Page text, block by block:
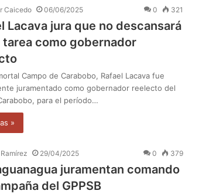
Caicedo 06/06/2025 0 321
Lacava jura que no descansará
tarea como gobernador
Campo de Carabobo, Rafael Lacava fue
juramentado como gobernador reelecto del
para el período…
»
29/04/2025 0 379
juramentan comando
del GPPSB